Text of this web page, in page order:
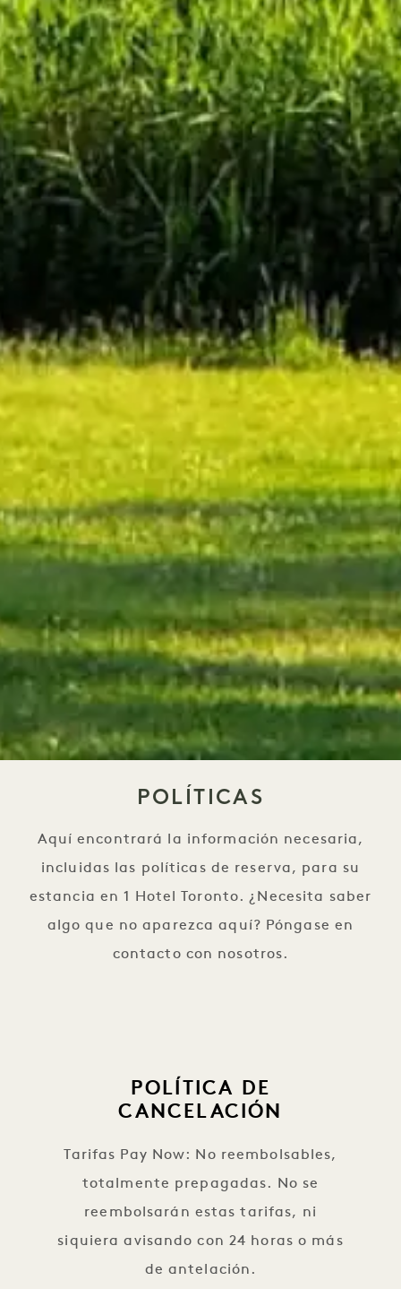
POLÍTICAS
Aquí encontrará la información necesaria,
incluidas las políticas de reserva, para su
estancia en 1 Hotel Toronto. ¿Necesita saber
algo que no aparezca aquí? Póngase en
contacto con nosotros.
POLÍTICA DE
CANCELACIÓN
Tarifas Pay Now: No reembolsables,
totalmente prepagadas. No se
reembolsarán estas tarifas, ni
siquiera avisando con 24 horas o más
de antelación.